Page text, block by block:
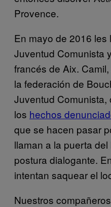
Provence.
En mayo de 2016 les
Juventud Comunista
francés de Aix.
la federación de
Juventud Comunista,
los hechos
que se hacen pasar
llaman a la puerta
postura dialogante.
intentan saquear el
Nuestros